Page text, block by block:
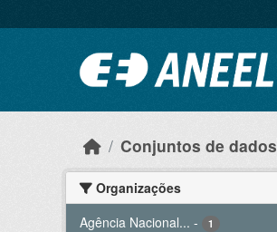
Conjuntos de dados
Organizações
Agência Nacional... - 1